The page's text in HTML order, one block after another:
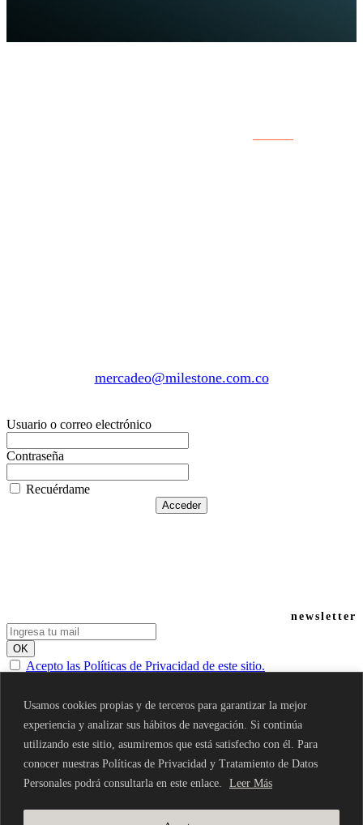
Usamos cookies propias y de terceros para garantizar la mejor
experiencia y analizar sus hábitos de navegación. Si continúa
utilizando este sitio, asumiremos que está satisfecho con él. Para
conocer nuestras Políticas de Privacidad y Tratamiento de Datos
Personales podrá consultarla en este enlace.
Leer Más
mercadeo@milestone.com.co
Usuario o correo electrónico
Contraseña
Recuérdame
newsletter
Acepto las Políticas de Privacidad de este sitio.
Nuestra política de privacidad|Mapa del sitio
Productos